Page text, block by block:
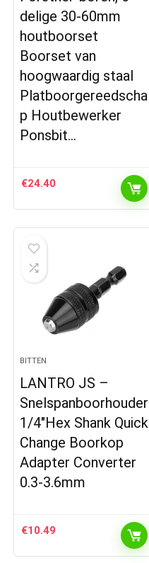
delige 30-60mm
houtboorset
Boorset van
hoogwaardig staal
Platboorgereedscha
p Houtbewerker
Ponsbit…
€24.40
BITTEN
LANTRO JS –
Snelspanboorhouder
1/4″Hex Shank Quick
Change Boorkop
Adapter Converter
0.3-3.6mm
€10.49